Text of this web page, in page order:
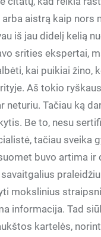
aistrą kaip nors
iš jau didelį kelią
srities ekspertai,
kai puikiai žino,
Aš tokio
neturiu. Tačiau ką
Be to, nesu
tačiau sveika
buvo artima ir
mokslinius
informacija. Tad
kartelės,